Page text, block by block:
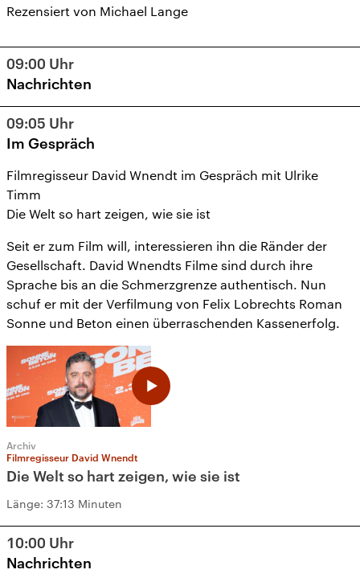
Rezensiert von Michael Lange
09:00 Uhr
Nachrichten
09:05 Uhr
Im Gespräch
Filmregisseur David Wnendt im Gespräch mit Ulrike
Timm
Die Welt so hart zeigen, wie sie ist
Seit er zum Film will, interessieren ihn die Ränder der
Gesellschaft. David Wnendts Filme sind durch ihre
Sprache bis an die Schmerzgrenze authentisch. Nun
schuf er mit der Verfilmung von Felix Lobrechts Roman
Sonne und Beton einen überraschenden Kassenerfolg.
Archiv
Filmregisseur David Wnendt
Die Welt so hart zeigen, wie sie ist
Länge: 37:13 Minuten
10:00 Uhr
Nachrichten